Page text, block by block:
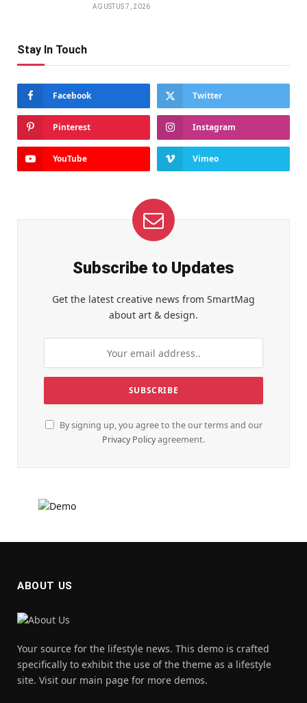
AGUSTUS 7, 2026
Stay In Touch
Facebook Twitter
Pinterest Instagram
YouTube Vimeo
Subscribe to Updates
Get the latest creative news from SmartMag
about art & design.
By signing up, you agree to the our terms and our
Privacy Policyagreement.
ABOUT US
Your source for the lifestyle news. This demo is crafted
specifically to exhibit the use of the theme as a lifestyle
site. Visit our main page for more demos.